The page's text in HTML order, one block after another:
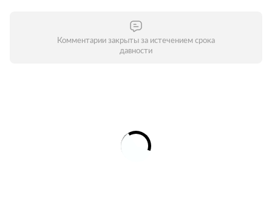
Комментарии закрыты за истечением срока
давности